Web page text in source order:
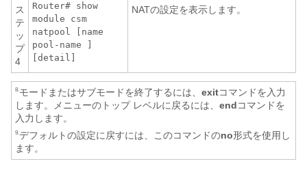
ス
テ
ッ
プ
4
Router# show
module csm
natpool [name
pool-name
[detail]
NATの設定を表示します。
8.モードまたはサブモードを終了するには、 exitコマンドを入力
します。メニューのトップ レベルに戻るには、 endコマンドを
入力します。
9.デフォルトの設定に戻すには、このコマンドのno形式を使用し
ます。